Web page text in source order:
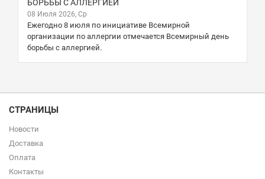
БОРЬБЫ С АЛЛЕРГИЕЙ
08 Июля 2026, Ср
Ежегодно 8 июля по инициативе Всемирной
организации по аллергии отмечается Всемирный день
борьбы с аллергией.
СТРАНИЦЫ
Новости
Доставка
Оплата
Контакты